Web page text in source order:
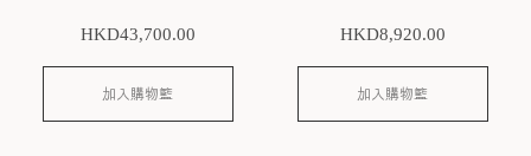
HKD43,700.00
加入購物籃
HKD8,920.00
加入購物籃